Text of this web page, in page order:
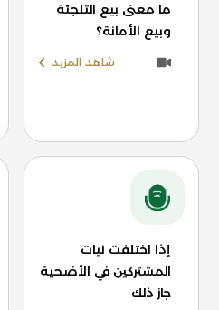
ما معنى بيع التلجئة
وبيع الأمانة؟
شاهد المزيد
إذا اختلفت نيات
المشتركين في الأضحية
جاز ذلك